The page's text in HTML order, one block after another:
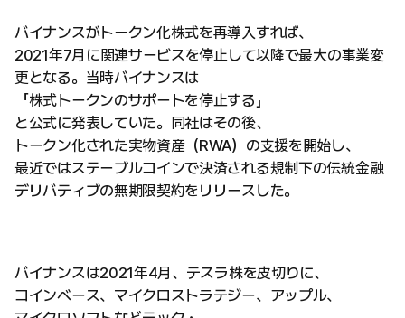
バイナンスがトークン化株式を再導入すれば、
2021年7月に関連サービスを停止して以降で最大の事業変
更となる。当時バイナンスは
「株式トークンのサポートを停止する」
と公式に発表していた。同社はその後、
トークン化された実物資産（RWA）の支援を開始し、
最近ではステーブルコインで決済される規制下の伝統金融
デリバティブの無期限契約をリリースした。
バイナンスは2021年4月、テスラ株を皮切りに、
コインベース、マイクロストラテジー、アップル、